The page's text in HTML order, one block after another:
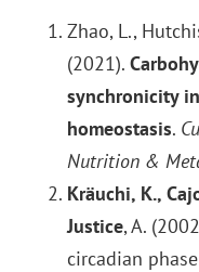
Zhao, L.,
(2021).
synchronicity
homeostasis.
Nutrition &
Kräuchi, K.,
Justice, A.
circadian